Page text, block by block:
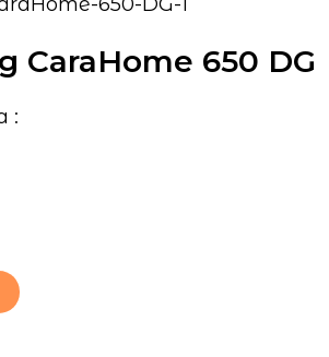
CaraHome 650 DG
: